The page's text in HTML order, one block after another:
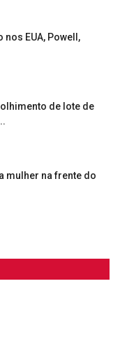
EUA, Powell,
de lote de
mulher na frente do